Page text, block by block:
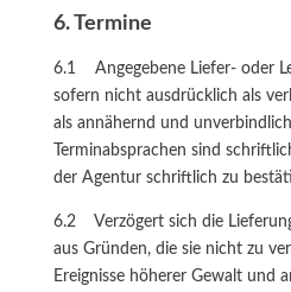
6. Termine
6.1 Angegebene Liefer- oder
sofern nicht ausdrücklich als
als annähernd und
Terminabsprachen sind
der Agentur schriftlich zu
6.2 Verzögert sich die
aus Gründen, die sie nicht zu
Ereignisse höherer Gewalt und